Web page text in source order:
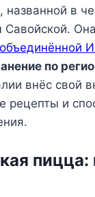
названной в
Савойской.
объединённой
по
внёс свой
рецепты и